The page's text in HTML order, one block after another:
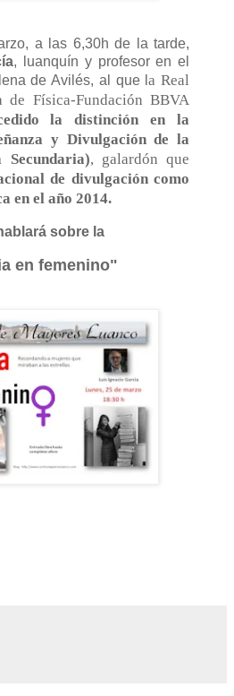
a las 6,30h de la tarde,
, luanquín y profesor en el
de Avilés, al que la Real
de Física-Fundación BBVA
la distinción en la
y Divulgación de la
Secundaria), galardón que
de divulgación como
en el año 2014.
sobre la
en femenino"